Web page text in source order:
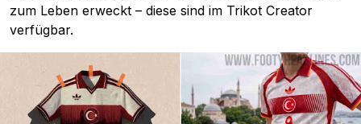
zum Leben erweckt – diese sind im Trikot Creator
verfügbar.